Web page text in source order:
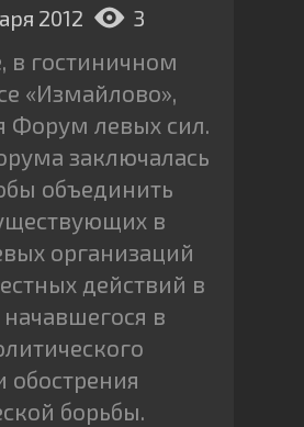
2012 3
в гостиничном
«Измайлово»,
Форум левых сил.
заключалась
объединить
в
организаций
действий в
в
обострения
борьбы.